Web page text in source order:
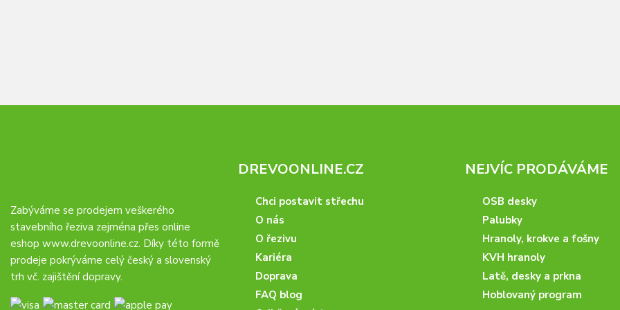
Zabýváme se prodejem veškerého
stavebního řeziva zejména přes online
eshop www.drevoonline.cz. Díky této formě
prodeje pokrýváme celý český a slovenský
trh vč. zajištění dopravy.
DREVOONLINE.CZ
Chci postavit střechu
O nás
O řezivu
Kariéra
Doprava
FAQ blog
NEJVÍC PRODÁVÁME
OSB desky
Palubky
Hranoly, krokve a fošny
KVH hranoly
Latě, desky a prkna
Hoblovaný program